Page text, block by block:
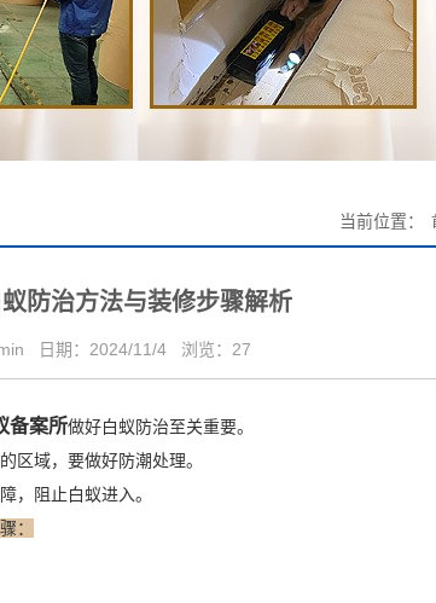
当前位置：
防治方法与装修步骤解析
日期：2024/11/4 浏览： 27
备案所做好白蚁防治至关重要。
区域，要做好防潮处理。
，阻止白蚁进入。
：